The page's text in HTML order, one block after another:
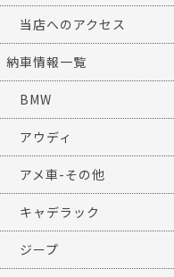
当店へのアクセス
納車情報一覧
BMW
アウディ
アメ車-その他
キャデラック
ジープ